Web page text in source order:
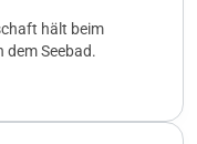
hält beim
dem Seebad.